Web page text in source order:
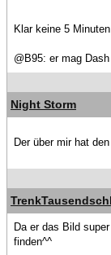
Klar keine 5
@B95: er mag
Night Storm
Der über mir hat
Da er das Bild
finden^^